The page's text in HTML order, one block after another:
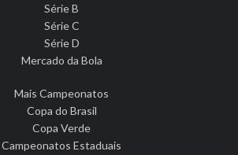
Série B
Série C
Série D
Mercado da Bola
Mais Campeonatos
Copa do Brasil
Copa Verde
Campeonatos Estaduais